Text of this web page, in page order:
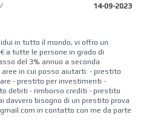
14-09-2023
in tutto il mondo, vi offro un
a tutte le persone in grado di
del 3% annuo a seconda
in cui posso aiutarti: - prestito
- prestito per investimenti -
debiti - rimborso crediti - prestito
davvero bisogno di un prestito prova
in contatto con me da parte